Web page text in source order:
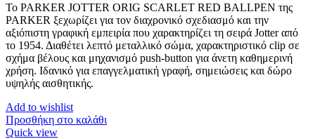
Το PARKER JOTTER ORIG SCARLET RED BALLPEN της
PARKER ξεχωρίζει για τον διαχρονικό σχεδιασμό και την
αξιόπιστη γραφική εμπειρία που χαρακτηρίζει τη σειρά Jotter από
το 1954. Διαθέτει λεπτό μεταλλικό σώμα, χαρακτηριστικό clip σε
σχήμα βέλους και μηχανισμό push-button για άνετη καθημερινή
χρήση. Ιδανικό για επαγγελματική γραφή, σημειώσεις και δώρο
υψηλής αισθητικής.
Add to wishlist
Προσθήκη στο καλάθι
Quick view